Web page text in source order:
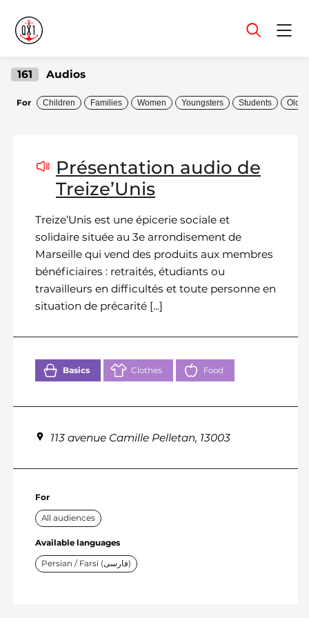
161 Audios
For Children Families Women Youngsters Students
Présentation audio de
Treize’Unis
Treize’Unis est une épicerie sociale et
solidaire située au 3e arrondisement de
Marseille qui vend des produits aux membres
bénéficiaires : retraités, étudiants ou
travailleurs en difficultés et toute personne en
situation de précarité [...]
Basics Clothes Food
113 avenue Camille Pelletan, 13003
For
All audiences
Available languages
Persian / Farsi (فارسی)